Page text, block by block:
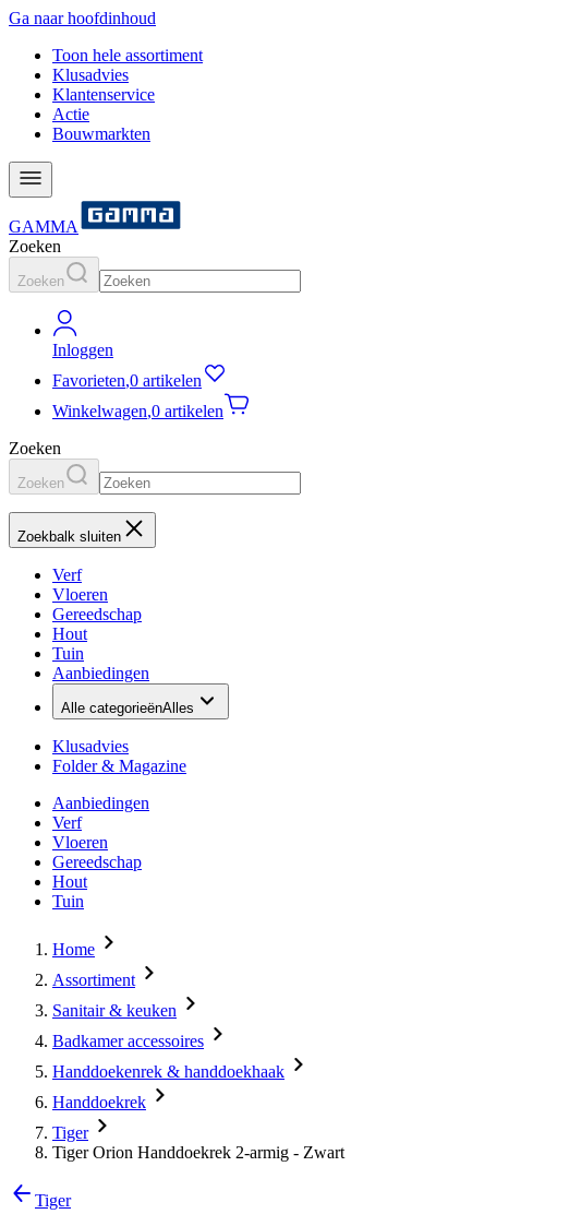
Ga naar hoofdinhoud
Toon hele assortiment
Klusadvies
Klantenservice
Actie
Bouwmarkten
GAMMA
Zoeken
Zoeken
Inloggen
Favorieten,0 artikelen
Winkelwagen,0 artikelen
Zoeken
Zoeken
Zoekbalk sluiten
Verf
Vloeren
Gereedschap
Hout
Tuin
Aanbiedingen
Alle categorieënAlles
Klusadvies
Folder & Magazine
Aanbiedingen
Verf
Vloeren
Gereedschap
Hout
Tuin
Home
Assortiment
Sanitair & keuken
Badkamer accessoires
Handdoekenrek & handdoekhaak
Handdoekrek
Tiger
Tiger Orion Handdoekrek 2-armig - Zwart
Tiger